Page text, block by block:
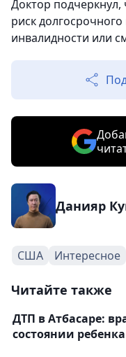
Доктор подчеркнул,
риск
инвалидности или
Данияр
США Интересное
Читайте также
ДТП в Атбасаре:
состоянии ребенка